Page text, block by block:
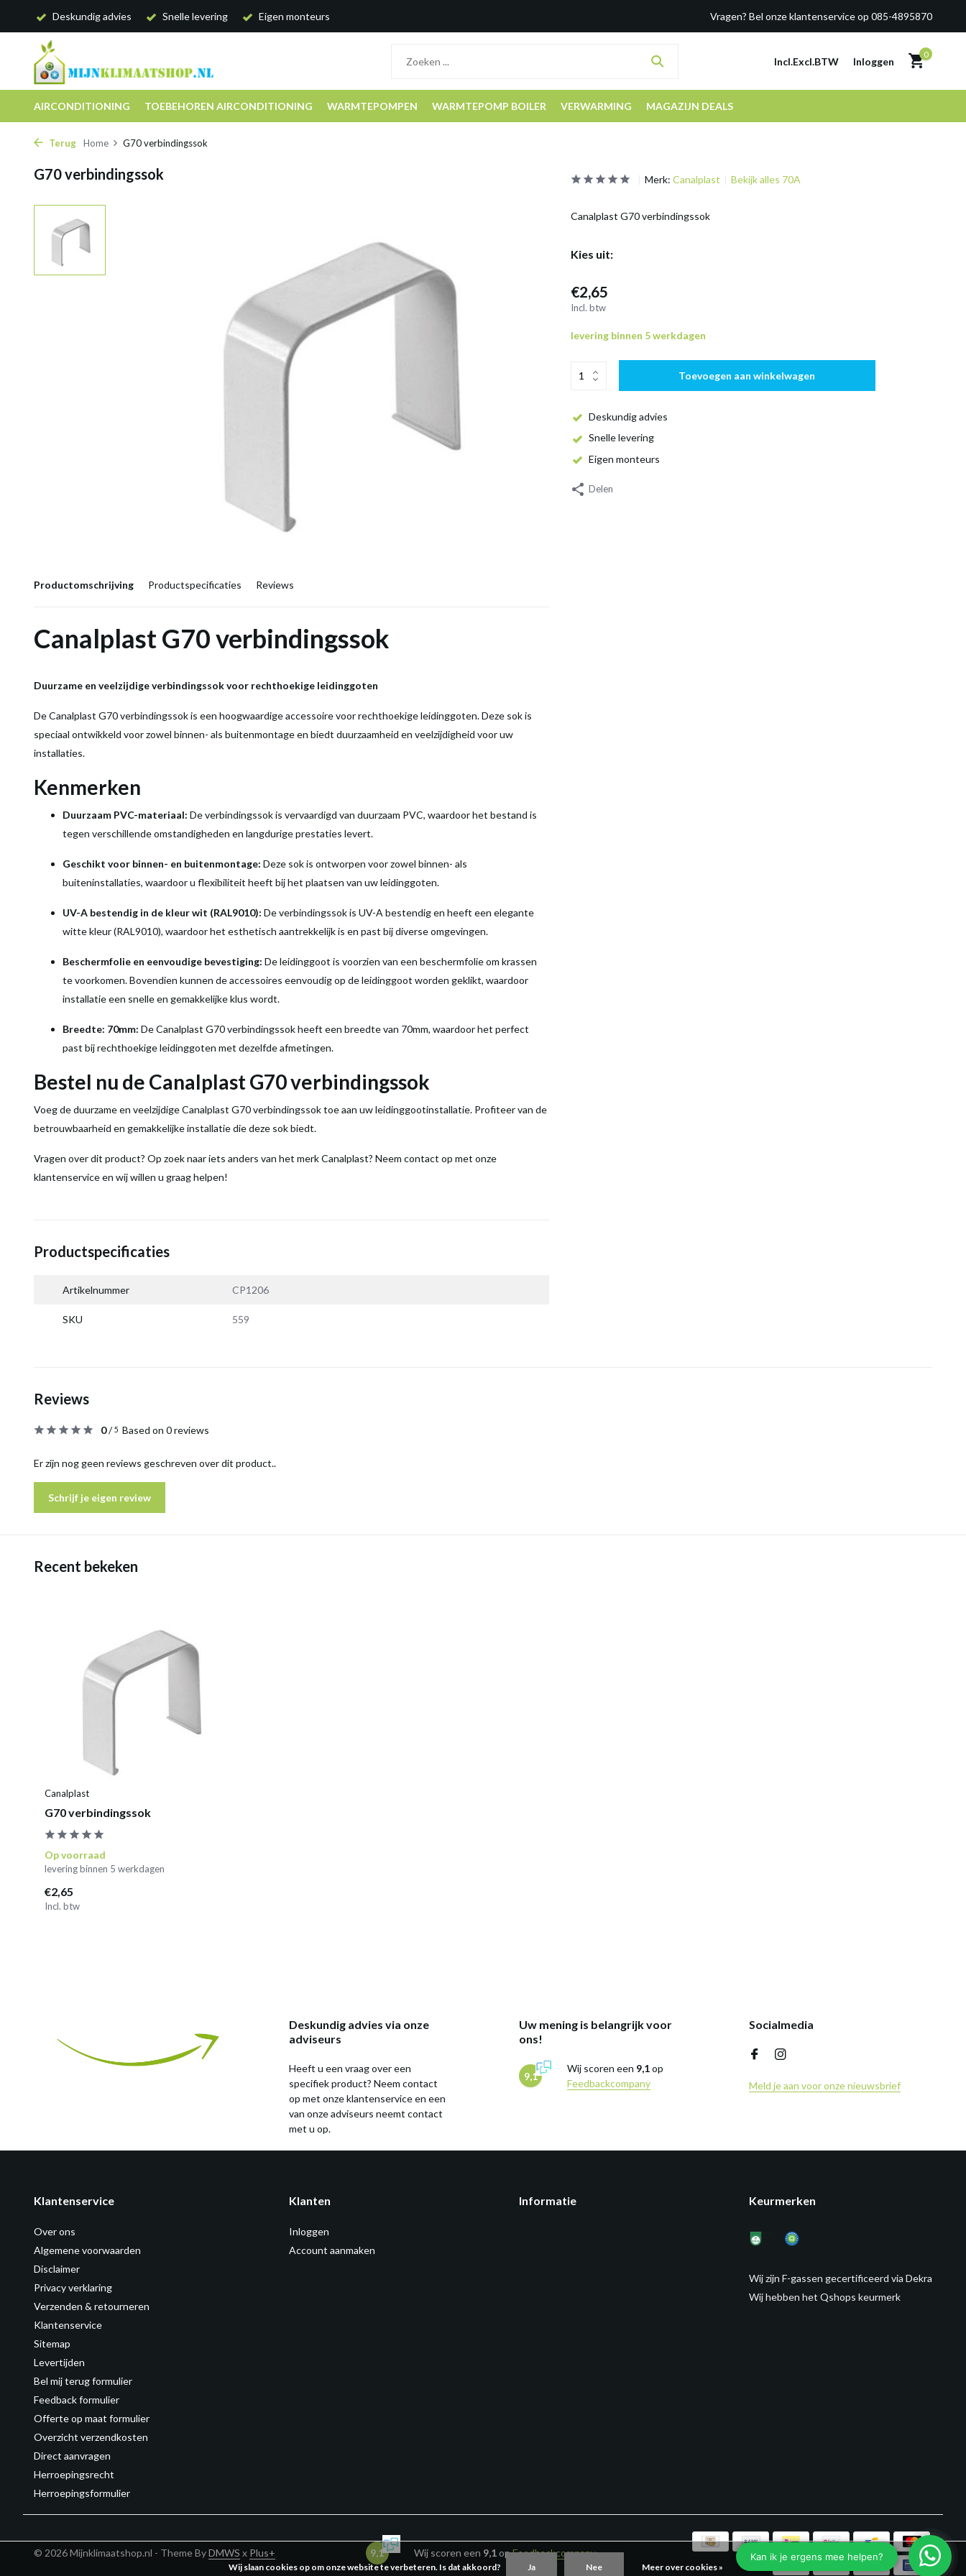
Deskundig advies Snelle levering Eigen monteurs Vragen? Bel onze klantenservice op 085-4895870
Incl.Excl.BTW Inloggen
0
AIRCONDITIONING TOEBEHOREN AIRCONDITIONING WARMTEPOMPEN WARMTEPOMP BOILER VERWARMING MAGAZIJN DEALS
Terug Home G70 verbindingssok
G70 verbindingssok
Productomschrijving Productspecificaties Reviews
Canalplast G70 verbindingssok
Duurzame en veelzijdige verbindingssok voor rechthoekige leidinggoten
De Canalplast G70 verbindingssok is een hoogwaardige accessoire voor rechthoekige leidinggoten. Deze sok is
speciaal ontwikkeld voor zowel binnen- als buitenmontage en biedt duurzaamheid en veelzijdigheid voor uw
installaties.
Kenmerken
Duurzaam PVC-materiaal: De verbindingssok is vervaardigd van duurzaam PVC, waardoor het bestand is
tegen verschillende omstandigheden en langdurige prestaties levert.
Geschikt voor binnen- en buitenmontage: Deze sok is ontworpen voor zowel binnen- als
buiteninstallaties, waardoor u flexibiliteit heeft bij het plaatsen van uw leidinggoten.
UV-A bestendig in de kleur wit (RAL9010): De verbindingssok is UV-A bestendig en heeft een elegante
witte kleur (RAL9010), waardoor het esthetisch aantrekkelijk is en past bij diverse omgevingen.
Beschermfolie en eenvoudige bevestiging: De leidinggoot is voorzien van een beschermfolie om krassen
te voorkomen. Bovendien kunnen de accessoires eenvoudig op de leidinggoot worden geklikt, waardoor
installatie een snelle en gemakkelijke klus wordt.
Breedte: 70mm: De Canalplast G70 verbindingssok heeft een breedte van 70mm, waardoor het perfect
past bij rechthoekige leidinggoten met dezelfde afmetingen.
Bestel nu de Canalplast G70 verbindingssok
Voeg de duurzame en veelzijdige Canalplast G70 verbindingssok toe aan uw leidinggootinstallatie. Profiteer van de
betrouwbaarheid en gemakkelijke installatie die deze sok biedt.
Vragen over dit product? Op zoek naar iets anders van het merk Canalplast? Neem contact op met onze
klantenservice en wij willen u graag helpen!
Productspecificaties
Artikelnummer CP1206
SKU 559
Merk: Canalplast Bekijk alles 70A
Canalplast G70 verbindingssok
Kies uit:
€2,65
Incl. btw
levering binnen 5 werkdagen
Toevoegen aan winkelwagen
Deskundig advies
Snelle levering
Eigen monteurs
Delen
Reviews
0/5 Based on 0 reviews
Er zijn nog geen reviews geschreven over dit product..
Schrijf je eigen review
Recent bekeken
Canalplast
G70 verbindingssok
Op voorraad
levering binnen 5 werkdagen
€2,65
Incl. btw
Deskundig advies via onze
adviseurs
Heeft u een vraag over een
specifiek product? Neem contact
op met onze klantenservice en een
van onze adviseurs neemt contact
met u op.
Uw mening is belangrijk voor
ons!
9,1
Wij scoren een 9,1op
Feedbackcompany
Socialmedia
Meld je aan voor onze nieuwsbrief
Klantenservice
Over ons
Algemene voorwaarden
Disclaimer
Privacy verklaring
Verzenden & retourneren
Klantenservice
Sitemap
Levertijden
Bel mij terug formulier
Feedback formulier
Offerte op maat formulier
Overzicht verzendkosten
Direct aanvragen
Herroepingsrecht
Herroepingsformulier
Klanten
Inloggen
Account aanmaken
Informatie Keurmerken
Wij zijn F-gassen gecertificeerd via Dekra
Wij hebben het Qshops keurmerk
© 2026 Mijnklimaatshop.nl - Theme ByDMWS x Plus+ 9,1 Wij scoren een 9,1opFeedbackcompany
Wij slaan cookies op om onze website te verbeteren. Is dat akkoord? Ja Nee Meer over cookies »